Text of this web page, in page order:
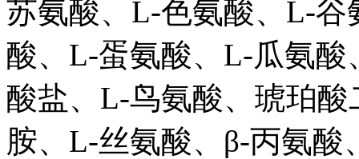
苏氨酸、L-色氨酸、L-
酸、L-蛋氨酸、L-瓜氨
酸盐、L-鸟氨酸、琥珀
胺、L-丝氨酸、β-丙氨